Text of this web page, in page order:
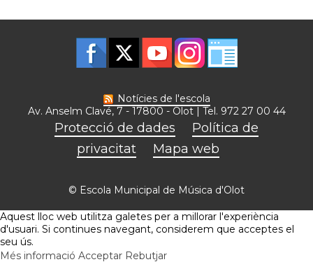
Notícies de l'escola
Av. Anselm Clavé, 7 - 17800 - Olot | Tel. 972 27 00 44
Protecció de dades
Política de
privacitat
Mapa web
© Escola Municipal de Música d'Olot
Aquest lloc web utilitza galetes per a millorar l'experiència
d'usuari. Si continues navegant, considerem que acceptes el
seu ús.
Més informació Acceptar Rebutjar